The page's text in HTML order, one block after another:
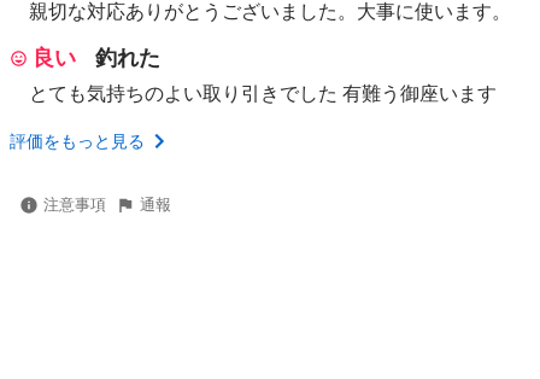
親切な対応ありがとうございました。大事に使います。
良い 釣れた
とても気持ちのよい取り引きでした 有難う御座います
評価をもっと見る
注意事項 通報